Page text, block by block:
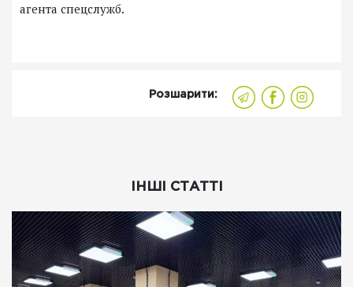
агента спецслужб.
Розшарити:
ІНШІ СТАТТІ